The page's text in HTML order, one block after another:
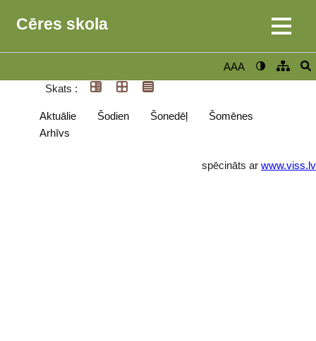
Cēres skola
AAA
Skats :
Aktuālie Šodien Šonedēļ
Šomēnes
Arhīvs
spēcināts ar www.viss.lv